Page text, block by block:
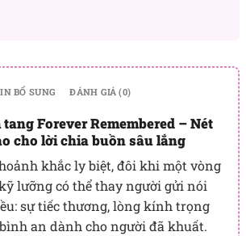
BỔ SUNG ĐÁNH GIÁ (0)
Forever Remembered – Nét
cho lời chia buồn sâu lắng
khắc ly biệt, đôi khi một vòng
lưỡng có thể thay người gửi nói
sự tiếc thương, lòng kính trọng
an dành cho người đã khuất.